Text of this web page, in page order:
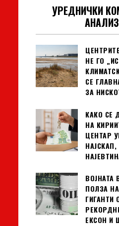
УРЕДНИЧКИ
НЕ ГО
СЕ
ЗА
КАКО СЕ
НА
ЦЕНТАР
ВОЈНАТА
ПОЛЗА
ГИГАНТИ
ЕКСОН И